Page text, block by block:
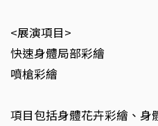
<展演項目>
快速身體局部彩繪
噴槍彩繪
項目包括身體花卉彩繪、身